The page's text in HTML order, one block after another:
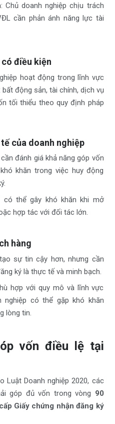
: Chủ doanh nghiệp chịu trách
cần phản ánh năng lực tài
điều kiện
hoạt động trong lĩnh vực
động sản, tài chính, dịch vụ
tối thiểu theo quy định pháp
của doanh nghiệp
đánh giá khả năng góp vốn
khăn trong việc huy động
có thể gây khó khăn khi mở
hợp tác với đối tác lớn.
hàng
sự tin cậy hơn, nhưng cần
ký là thực tế và minh bạch.
hợp với quy mô và lĩnh vực
nghiệp có thể gặp khó khăn
lòng tin.
vốn điều lệ tại
Luật Doanh nghiệp 2020, các
góp đủ vốn trong vòng 90
Giấy chứng nhận đăng ký